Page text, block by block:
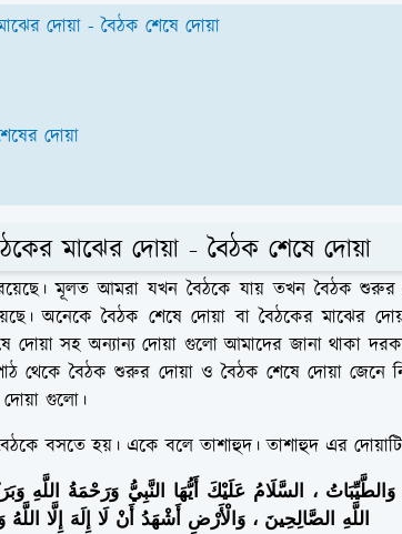
দোয়া - বৈঠক শেষে দোয়া
দোয়া
মাঝের দোয়া - বৈঠক শেষে দোয়া
মূলত আমরা যখন বৈঠকে যায় তখন বৈঠক শুরুর
অনেকে বৈঠক শেষে দোয়া বা বৈঠকের মাঝের
দোয়া সহ অন্যান্য দোয়া গুলো আমাদের জানা থাকা
থেকে বৈঠক শুরুর দোয়া ও বৈঠক শেষে দোয়া জেনে
দোয়া গুলো।
বসতে হয়। একে বলে তাশাহুদ। তাশাহুদ এর
، السَّلَامُ عَلَيْكَ أَيُّهَا النَّبِيُّ وَرَحْمَةُ اللَّهِ
اللَّهِ الصَّالِحِينَ ، وَالْأَرْضِ أَشْهَدُ أَنْ لَا إِلَهَ إِلَّا